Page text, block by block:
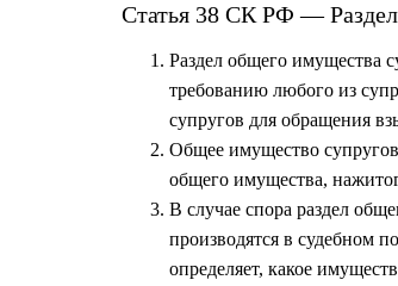
Статья 38 СК РФ —
Раздел общего имущества
требованию любого из
супругов для обращения
Общее имущество
общего имущества,
В случае спора раздел
производятся в судебном
определяет, какое